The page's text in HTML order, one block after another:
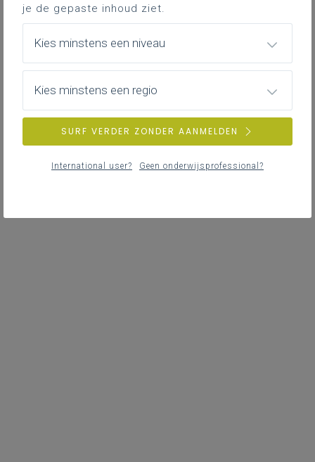
je de gepaste inhoud ziet.
Kies minstens een niveau
Kies minstens een regio
SURF VERDER ZONDER AANMELDEN
International user? Geen onderwijsprofessional?